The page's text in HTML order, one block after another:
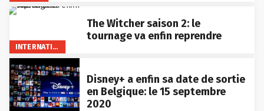
INTERNATIONAL
The Witcher saison 2: le
tournage va enfin reprendre
Disney+ a enfin sa date de sortie
en Belgique: le 15 septembre
2020